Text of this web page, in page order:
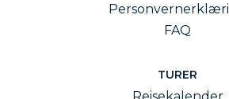
FAQ
TURER